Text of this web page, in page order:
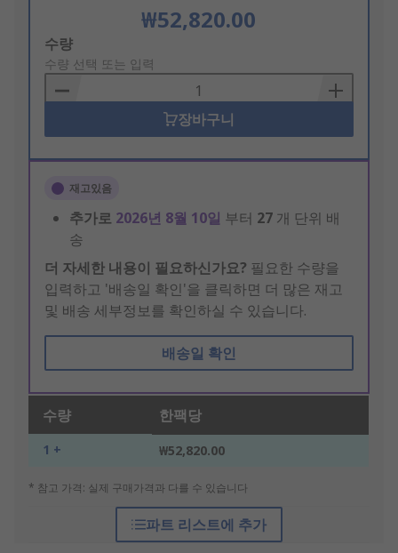
₩52,820.00
Add
to
Basket
수량
수량 선택 또는 입력
장바구니
재고있음
추가로 2026년 8월 10일 부터 27 개 단위 배
송
더 자세한 내용이 필요하신가요? 필요한 수량을
입력하고 '배송일 확인'을 클릭하면 더 많은 재고
및 배송 세부정보를 확인하실 수 있습니다.
배송일 확인
수량 한팩당
1 + ₩52,820.00
* 참고 가격: 실제 구매가격과 다를 수 있습니다
파트 리스트에 추가